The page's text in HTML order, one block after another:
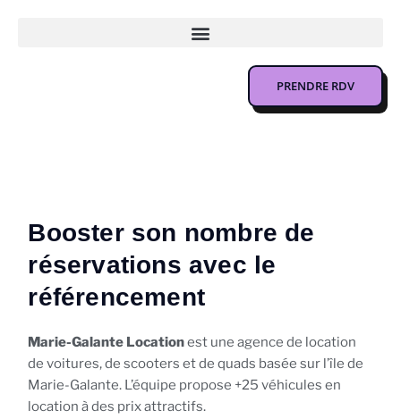
PRENDRE RDV
Booster son nombre de
réservations avec le
référencement
Marie-Galante Locationest une agence de location
de voitures, de scooters et de quads basée sur l’île de
Marie-Galante. L’équipe propose +25 véhicules en
location à des prix attractifs.